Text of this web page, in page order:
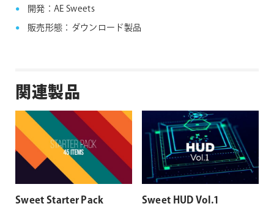
開発：AE Sweets
販売形態：ダウンロード製品
関連製品
Sweet Starter Pack Sweet HUD Vol.1